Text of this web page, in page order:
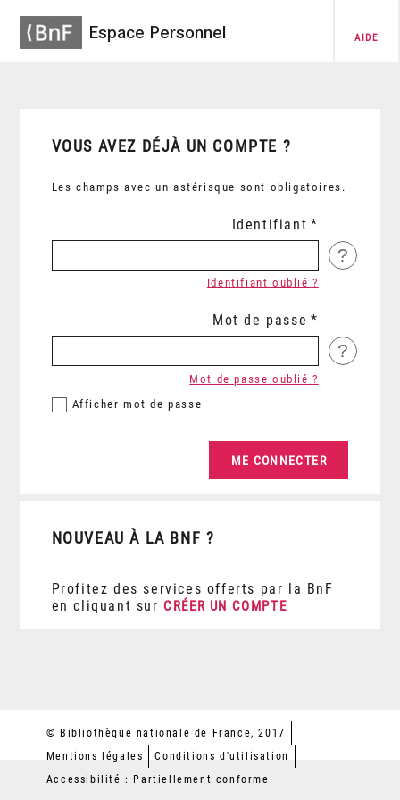
Espace Personnel AIDE
VOUS AVEZ DÉJÀ UN COMPTE ?
Les champs avec un astérisque sont obligatoires.
Identifiant
?
Identifiant oublié ?
Mot de passe
?
Afficher mot de passe
Mot de passe oublié ?
NOUVEAU À LA BNF ?
Profitez des services offerts par la BnF
en cliquant sur CRÉER UN COMPTE
© Bibliothèque nationale de France, 2017
Mentions légales
Conditions d'utilisation
Accessibilité : Partiellement conforme